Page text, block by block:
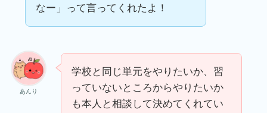
なー」って言ってくれたよ！
あんり
学校と同じ単元をやりたいか、習
っていないところからやりたいか
も本人と相談して決めてくれてい